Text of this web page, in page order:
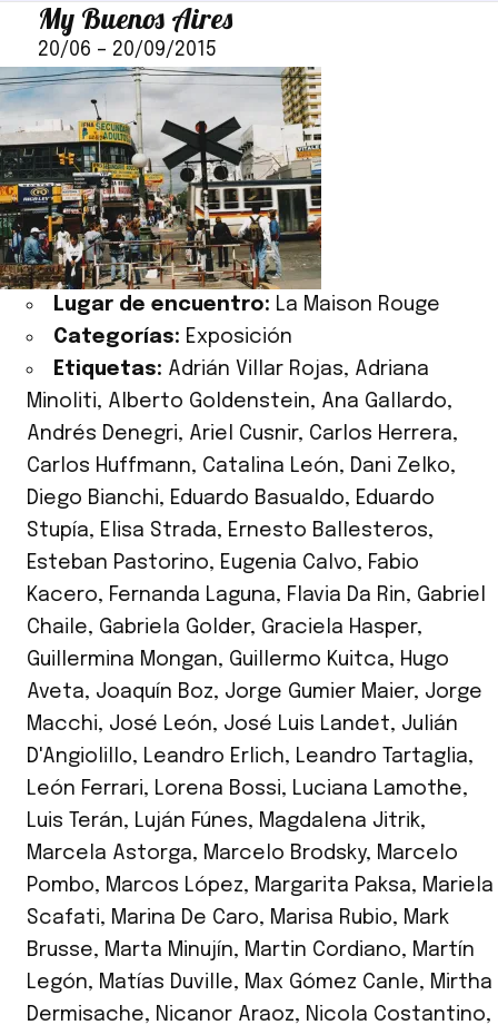
My Buenos Aires
20/06 – 20/09/2015
Lugar de encuentro: La Maison Rouge
Categorías: Exposición
Etiquetas: Adrián Villar Rojas, Adriana
Minoliti, Alberto Goldenstein, Ana Gallardo,
Andrés Denegri, Ariel Cusnir, Carlos Herrera,
Carlos Huffmann, Catalina León, Dani Zelko,
Diego Bianchi, Eduardo Basualdo, Eduardo
Stupía, Elisa Strada, Ernesto Ballesteros,
Esteban Pastorino, Eugenia Calvo, Fabio
Kacero, Fernanda Laguna, Flavia Da Rin, Gabriel
Chaile, Gabriela Golder, Graciela Hasper,
Guillermina Mongan, Guillermo Kuitca, Hugo
Aveta, Joaquín Boz, Jorge Gumier Maier, Jorge
Macchi, José León, José Luis Landet, Julián
D'Angiolillo, Leandro Erlich, Leandro Tartaglia,
León Ferrari, Lorena Bossi, Luciana Lamothe,
Luis Terán, Luján Fúnes, Magdalena Jitrik,
Marcela Astorga, Marcelo Brodsky, Marcelo
Pombo, Marcos López, Margarita Paksa, Mariela
Scafati, Marina De Caro, Marisa Rubio, Mark
Brusse, Marta Minujín, Martin Cordiano, Martín
Legón, Matías Duville, Max Gómez Canle, Mirtha
Dermisache, Nicanor Araoz, Nicola Costantino,